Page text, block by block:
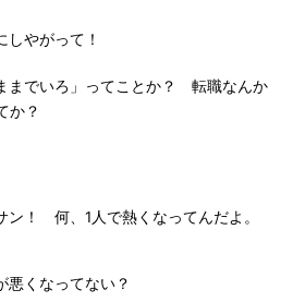
しやがって！
までいろ」ってことか？ 転職なんか
か？
ン！ 何、1人で熱くなってんだよ。
悪くなってない？